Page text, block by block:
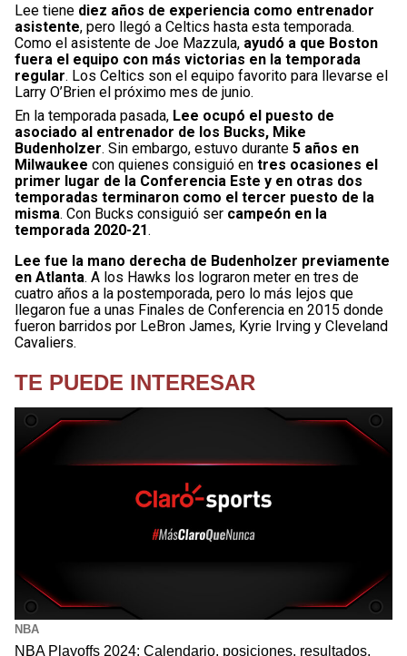
Lee tiene diez años de experiencia como entrenador
asistente, pero llegó a Celtics hasta esta temporada.
Como el asistente de Joe Mazzula, ayudó a que Boston
fuera el equipo con más victorias en la temporada
regular. Los Celtics son el equipo favorito para llevarse el
Larry O’Brien el próximo mes de junio.
En la temporada pasada, Lee ocupó el puesto de
asociado al entrenador de los Bucks, Mike
Budenholzer. Sin embargo, estuvo durante 5 años en
Milwaukee con quienes consiguió en tres ocasiones el
primer lugar de la Conferencia Este y en otras dos
temporadas terminaron como el tercer puesto de la
misma. Con Bucks consiguió ser campeón en la
temporada 2020-21.
Lee fue la mano derecha de Budenholzer previamente
en Atlanta. A los Hawks los lograron meter en tres de
cuatro años a la postemporada, pero lo más lejos que
llegaron fue a unas Finales de Conferencia en 2015 donde
fueron barridos por LeBron James, Kyrie Irving y Cleveland
Cavaliers.
TE PUEDE INTERESAR
NBA
NBA Playoffs 2024: Calendario, posiciones, resultados,